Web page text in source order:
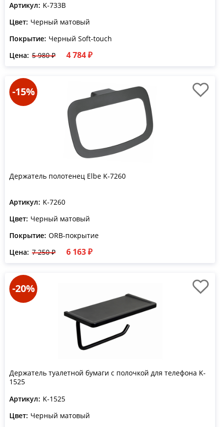
Артикул: K-733B
Цвет: Черный матовый
Покрытие: Черный Soft-touch
Цена: 5 980 ₽ 4 784 ₽
-15%
Держатель полотенец Elbe K-7260
Артикул: K-7260
Цвет: Черный матовый
Покрытие: ORB-покрытие
Цена: 7 250 ₽ 6 163 ₽
-20%
Держатель туалетной бумаги с полочкой для телефона K-
1525
Артикул: K-1525
Цвет: Черный матовый